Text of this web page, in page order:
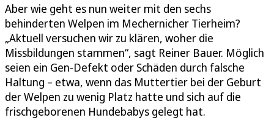
Aber wie geht es nun weiter mit den sechs
behinderten Welpen im Mechernicher Tierheim?
„Aktuell versuchen wir zu klären, woher die
Missbildungen stammen“, sagt Reiner Bauer. Möglich
seien ein Gen-Defekt oder Schäden durch falsche
Haltung – etwa, wenn das Muttertier bei der Geburt
der Welpen zu wenig Platz hatte und sich auf die
frischgeborenen Hundebabys gelegt hat.